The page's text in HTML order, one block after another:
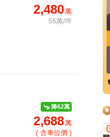
2,480萬
55萬/坪
降62萬
2,688萬
( 含車位價 )